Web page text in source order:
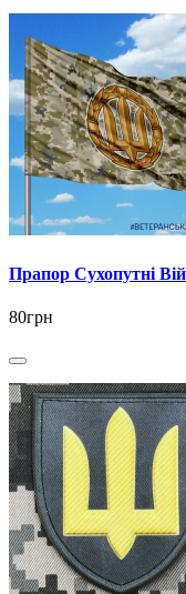
Прапор Сухопутні
80грн